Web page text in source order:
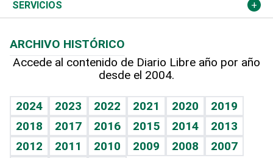
Podcast Arte Libre
Hablando con el pediatra
Vida y familia
Eñe
Celebrando la vida
Más deportes
Línea de hit
TBT Deportivo
Columnistas
Más firmas
Cambio climático
Opinión
Hecho en casa
Guía del dinero
SERVICIOS
Cumpleaños
Horóscopos
Crucigramas
ARCHIVO HISTÓRICO
Accede al contenido de Diario Libre año por año
desde el 2004.
2024 2023 2022 2021 2020
2019
2018
2017 2016 2015 2014
2013
2012
2011 2010 2009 2008
2007